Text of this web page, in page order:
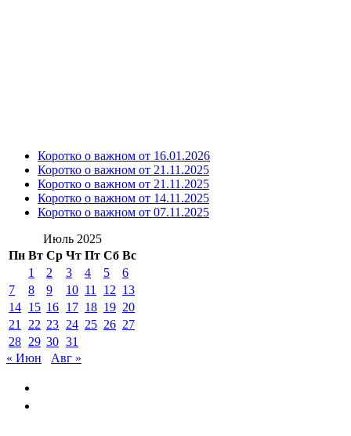
Коротко о важном от 16.01.2026
Коротко о важном от 21.11.2025
Коротко о важном от 21.11.2025
Коротко о важном от 14.11.2025
Коротко о важном от 07.11.2025
Июль 2025
Пн Вт Ср Чт Пт Сб Вс
1
2 3 4 5
6
7
8 9 10 11 12 13
14 15 16 17 18 19 20
21
22 23 24 25 26 27
28 29 30 31
« Июн
Авг »